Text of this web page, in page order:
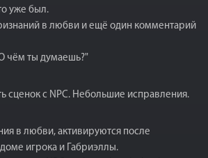
уже был.
в любви и ещё один комментарий
чём ты думаешь?"
сценок с NPC. Небольшие исправления.
в любви, активируются после
игрока и Габриэллы.